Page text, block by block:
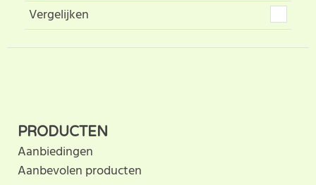
Vergelijken
PRODUCTEN
Aanbiedingen
Aanbevolen producten